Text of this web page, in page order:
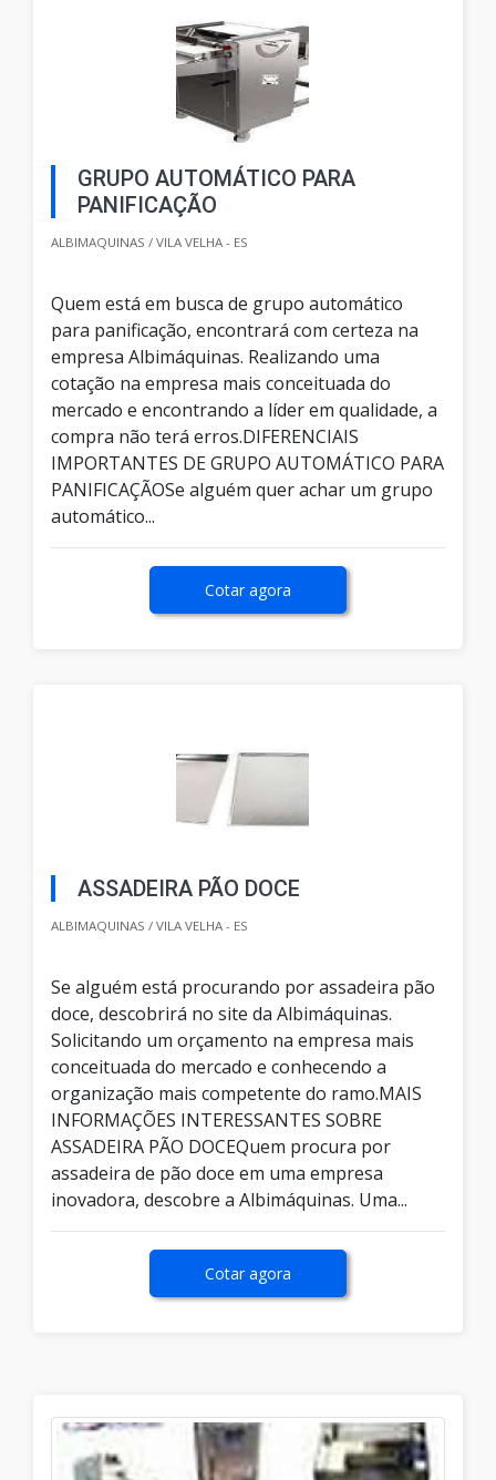
GRUPO AUTOMÁTICO PARA
PANIFICAÇÃO
ALBIMAQUINAS / VILA VELHA - ES
Quem está em busca de grupo automático
para panificação, encontrará com certeza na
empresa Albimáquinas. Realizando uma
cotação na empresa mais conceituada do
mercado e encontrando a líder em qualidade, a
compra não terá erros.DIFERENCIAIS
IMPORTANTES DE GRUPO AUTOMÁTICO PARA
PANIFICAÇÃOSe alguém quer achar um grupo
automático...
Cotar agora
ASSADEIRA PÃO DOCE
ALBIMAQUINAS / VILA VELHA - ES
Se alguém está procurando por assadeira pão
doce, descobrirá no site da Albimáquinas.
Solicitando um orçamento na empresa mais
conceituada do mercado e conhecendo a
organização mais competente do ramo.MAIS
INFORMAÇÕES INTERESSANTES SOBRE
ASSADEIRA PÃO DOCEQuem procura por
assadeira de pão doce em uma empresa
inovadora, descobre a Albimáquinas. Uma...
Cotar agora